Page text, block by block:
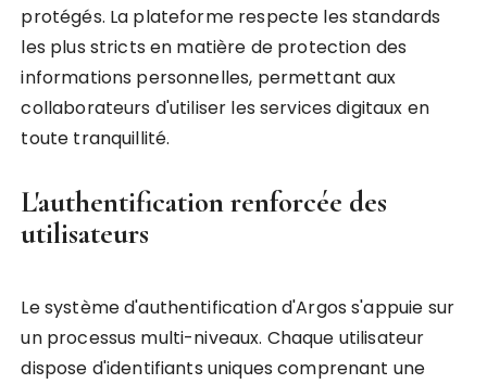
protégés. La plateforme respecte les standards
les plus stricts en matière de protection des
informations personnelles, permettant aux
collaborateurs d'utiliser les services digitaux en
toute tranquillité.
L'authentification renforcée des
utilisateurs
Le système d'authentification d'Argos s'appuie sur
un processus multi-niveaux. Chaque utilisateur
dispose d'identifiants uniques comprenant une